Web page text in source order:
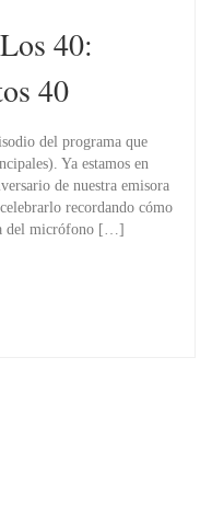
40:
40
del programa que
Ya estamos en
de nuestra emisora
recordando cómo
del micrófono […]